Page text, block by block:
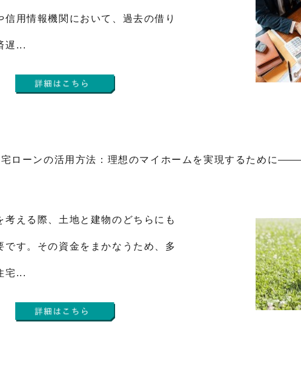
信用情報機関において、過去の借り
遅...
ローンの活用方法：理想のマイホームを実現するために
考える際、土地と建物のどちらにも
です。その資金をまかなうため、多
宅...